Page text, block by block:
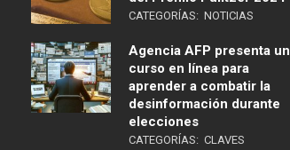
CATEGORÍAS: NOTICIAS
Agencia AFP presenta un
curso en línea para
aprender a combatir la
desinformación durante
elecciones
CATEGORÍAS: CLAVES